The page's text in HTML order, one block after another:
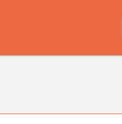
不動産の処分・遺産分割・成